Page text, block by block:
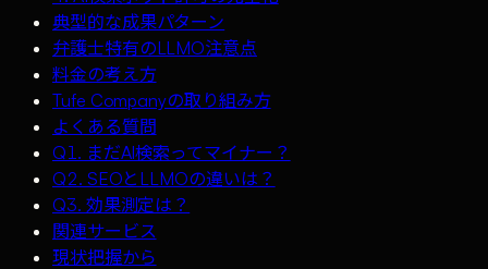
典型的な成果パターン
弁護士特有のLLMO注意点
料金の考え方
Tufe Companyの取り組み方
よくある質問
Q1. まだAI検索ってマイナー？
Q2. SEOとLLMOの違いは？
Q3. 効果測定は？
関連サービス
現状把握から